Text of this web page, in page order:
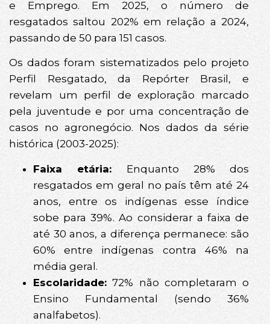
e Emprego. Em 2025, o número de
resgatados saltou 202% em relação a 2024,
passando de 50 para 151 casos.
Os dados foram sistematizados pelo projeto
Perfil Resgatado, da Repórter Brasil, e
revelam um perfil de exploração marcado
pela juventude e por uma concentração de
casos no agronegócio. Nos dados da série
histórica (2003-2025):
Faixa etária: Enquanto 28% dos
resgatados em geral no país têm até 24
anos, entre os indígenas esse índice
sobe para 39%. Ao considerar a faixa de
até 30 anos, a diferença permanece: são
60% entre indígenas contra 46% na
média geral.
Escolaridade: 72% não completaram o
Ensino Fundamental (sendo 36%
analfabetos).